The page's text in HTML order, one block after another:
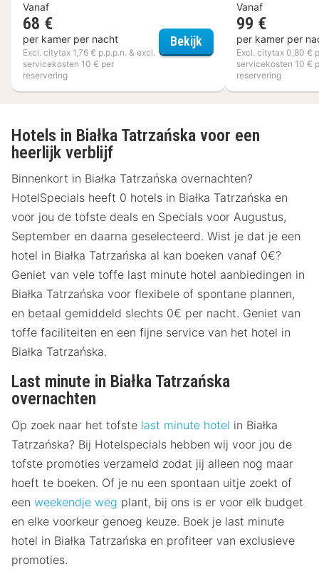
Vanaf
68 €
per kamer per nacht
Excl. citytax 1,76 € p.p.p.n. & excl.
servicekosten 10 € per
reservering
Bekijk Ibis Styles Villeneuve
Vanaf
99 €
per kamer per
Excl. citytax 0,80 €
servicekosten 10 €
reservering
Hotels in Białka Tatrzańska voor een
heerlijk verblijf
Binnenkort in Białka Tatrzańska overnachten?
HotelSpecials heeft 0 hotels in Białka Tatrzańska en
voor jou de tofste deals en Specials voor Augustus,
September en daarna geselecteerd. Wist je dat je een
hotel in Białka Tatrzańska al kan boeken vanaf 0€?
Geniet van vele toffe last minute hotel aanbiedingen in
Białka Tatrzańska voor flexibele of spontane plannen,
en betaal gemiddeld slechts 0€ per nacht. Geniet van
toffe faciliteiten en een fijne service van het hotel in
Białka Tatrzańska.
Last minute in Białka Tatrzańska
overnachten
Op zoek naar het tofste last minute hotel in Białka
Tatrzańska? Bij Hotelspecials hebben wij voor jou de
tofste promoties verzameld zodat jij alleen nog maar
hoeft te boeken. Of je nu een spontaan uitje zoekt of
een weekendje weg plant, bij ons is er voor elk budget
en elke voorkeur genoeg keuze. Boek je last minute
hotel in Białka Tatrzańska en profiteer van exclusieve
promoties.